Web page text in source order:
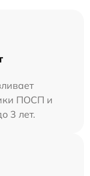
ПОСП и
3 лет.